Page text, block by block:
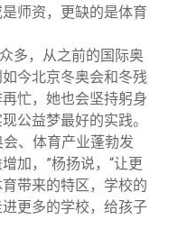
师资，更缺的是体育
多，从之前的国际奥
今北京冬奥会和冬残
忙，她也会坚持躬身
公益梦最好的实践。
、体育产业蓬勃发
加，”杨扬说，“让更
带来的特区，学校的
更多的学校，给孩子